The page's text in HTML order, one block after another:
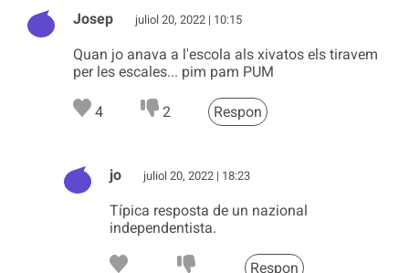
Josep juliol 20, 2022 | 10:15
Quan jo anava a l'escola als xivatos els tiravem
per les escales... pim pam PUM
4 2 Respon
jo juliol 20, 2022 | 18:23
Típica resposta de un nazional
independentista.
Respon